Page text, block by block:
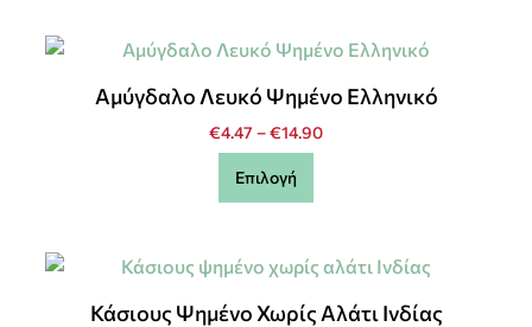
Αμύγδαλο Λευκό Ψημένο Ελληνικό
€4.47 –€14.90
Επιλογή
Κάσιους Ψημένο Χωρίς Αλάτι Ινδίας